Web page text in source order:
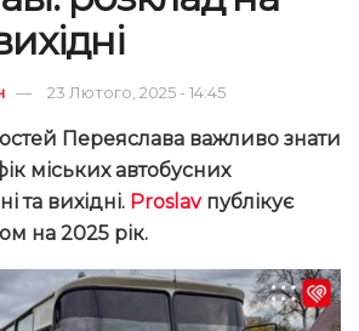
23 Лютого, 2025 - 14:45
Переяслава важливо знати
міських автобусних
та вихідні. Proslavпублікує
на 2025 рік.